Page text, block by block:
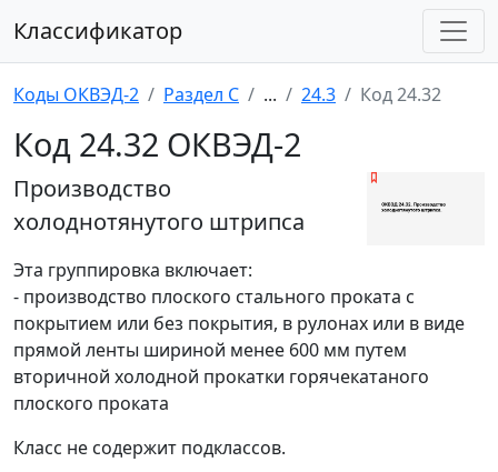
Классификатор
Коды ОКВЭД-2 Раздел C ... 24.3 Код 24.32
Код 24.32 ОКВЭД-2
Производство
холоднотянутого штрипса
Эта группировка включает:
- производство плоского стального проката с
покрытием или без покрытия, в рулонах или в виде
прямой ленты шириной менее 600 мм путем
вторичной холодной прокатки горячекатаного
плоского проката
Класс не содержит подклассов.